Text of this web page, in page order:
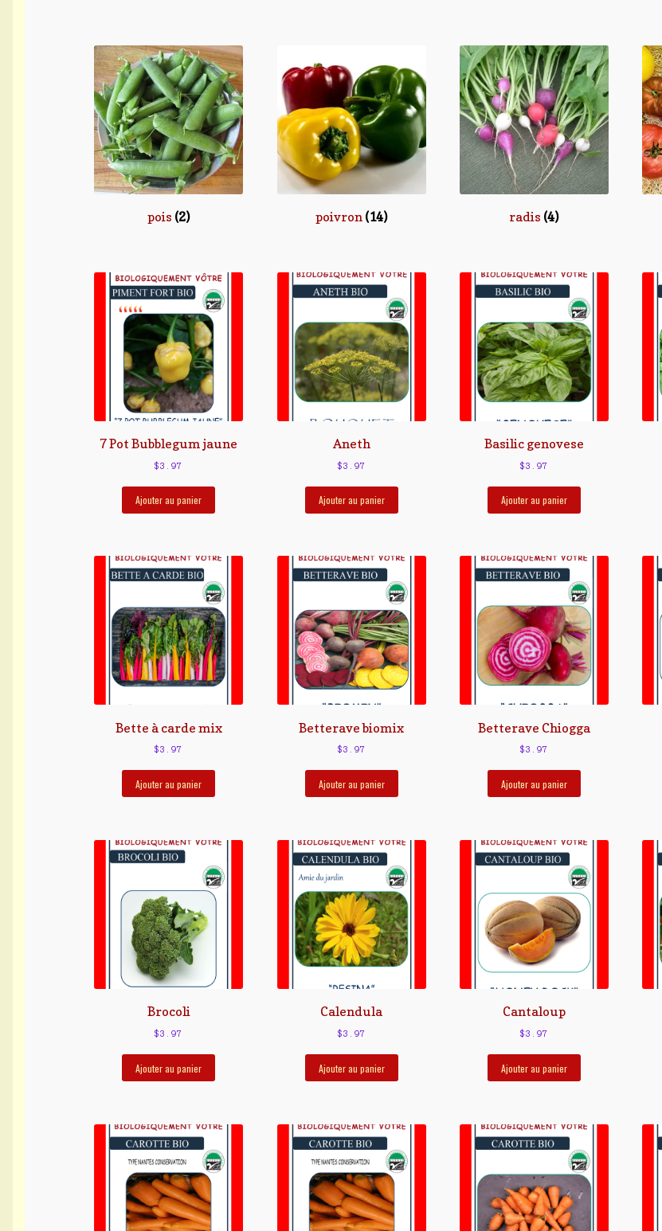
pois (2) poivron (14) radis (4)
7 Pot Bubblegum jaune
$3.97
Ajouter au panier
Aneth
$3.97
Ajouter au panier
Basilic genovese
$3.97
Ajouter au panier
Bette à carde mix
$3.97
Ajouter au panier
Betterave biomix
$3.97
Ajouter au panier
Betterave Chiogga
$3.97
Ajouter au panier
Brocoli
$3.97
Ajouter au panier
Calendula
$3.97
Ajouter au panier
Cantaloup
$3.97
Ajouter au panier